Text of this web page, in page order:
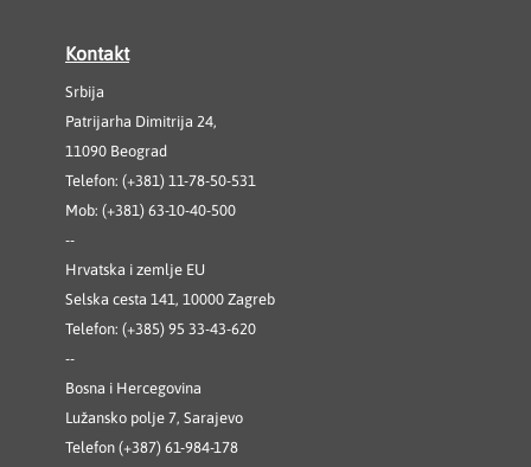
Kontakt
Srbija
Patrijarha Dimitrija 24,
11090 Beograd
Telefon: (+381) 11-78-50-531
Mob: (+381) 63-10-40-500
--
Hrvatska i zemlje EU
Selska cesta 141, 10000 Zagreb
Telefon: (+385) 95 33-43-620
--
Bosna i Hercegovina
Lužansko polje 7, Sarajevo
Telefon (+387) 61-984-178